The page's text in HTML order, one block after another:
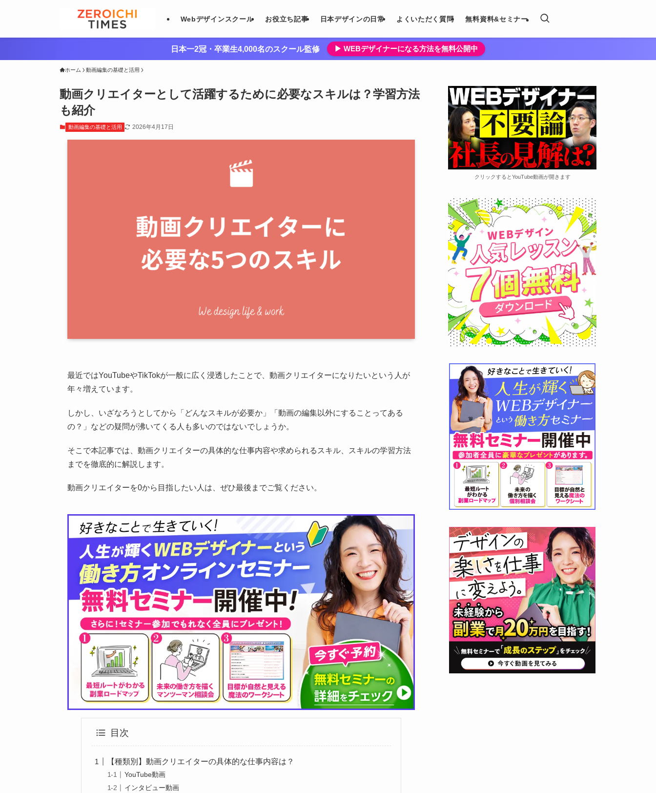
Webデザインスクール お役立ち記事 日本デザインの日常 よくいただく質問 無料資料&セミナー
日本一2冠・卒業生4,000名のスクール監修 ▶︎ WEBデザイナーになる方法を無料公開中
ホーム 動画編集の基礎と活用
動画クリエイターとして活躍するために必要なスキルは？学習方法
も紹介
動画編集の基礎と活用 2026年4月17日
最近ではYouTubeやTikTokが一般に広く浸透したことで、動画クリエイターになりたいという人が
年々増えています。
しかし、いざなろうとしてから「どんなスキルが必要か」「動画の編集以外にすることってある
の？」などの疑問が沸いてくる人も多いのではないでしょうか。
そこで本記事では、動画クリエイターの具体的な仕事内容や求められるスキル、スキルの学習方法
までを徹底的に解説します。
動画クリエイターを0から目指したい人は、ぜひ最後までご覧ください。
目次
【種類別】動画クリエイターの具体的な仕事内容は？
YouTube動画
インタビュー動画
クリックするとYouTube動画が開きます